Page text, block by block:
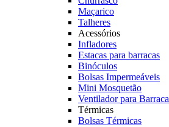
Maçarico
Talheres
Acessórios
Infladores
Estacas para barracas
Binóculos
Bolsas Impermeáveis
Mini Mosquetão
Ventilador para Barraca
Térmicas
Bolsas Térmicas